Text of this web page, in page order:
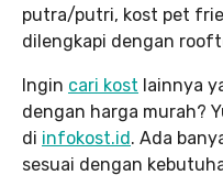
putra/putri, kost pet
dilengkapi dengan
Ingin cari kost lainnya
dengan harga murah?
di infokost.id. Ada
sesuai dengan